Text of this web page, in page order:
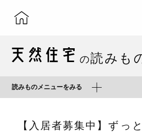
の読みも
読みものメニューをみる
【入居者募集中】ずっ